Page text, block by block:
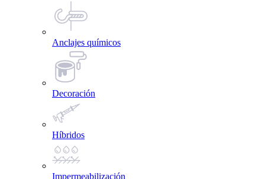
Anclajes químicos
Decoración
Híbridos
Impermeabilización